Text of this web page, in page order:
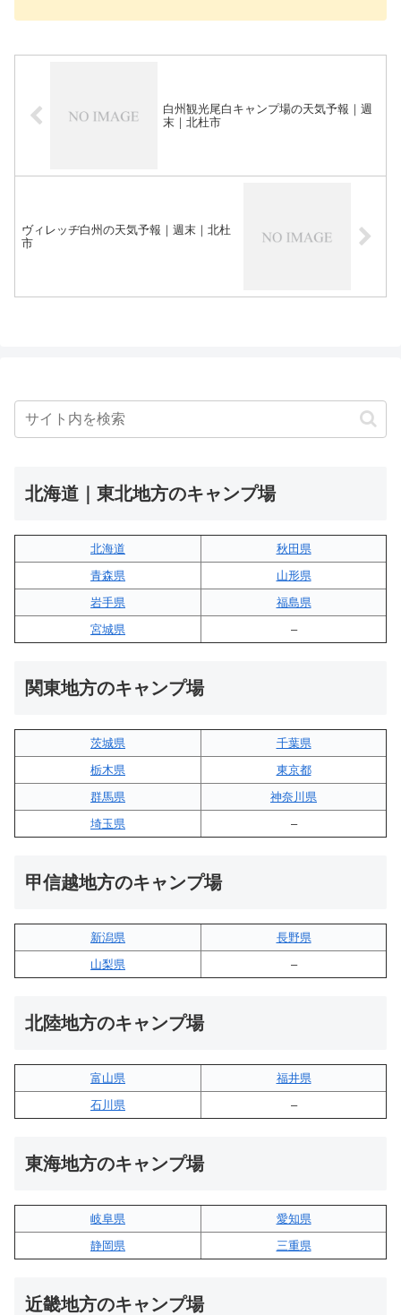
白州観光尾白キャンプ場の天気予報｜週
末｜北杜市
ヴィレッヂ白州の天気予報｜週末｜北杜
市
北海道｜東北地方のキャンプ場
北海道
秋田県
青森県
山形県
岩手県
福島県
宮城県
–
関東地方のキャンプ場
茨城県
千葉県
栃木県
東京都
群馬県
神奈川県
埼玉県
–
甲信越地方のキャンプ場
新潟県
長野県
山梨県
–
北陸地方のキャンプ場
富山県
福井県
石川県
–
東海地方のキャンプ場
岐阜県
愛知県
静岡県
三重県
近畿地方のキャンプ場